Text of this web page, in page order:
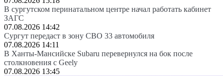
В сургутском перинатальном центре начал работать кабинет
ЗАГС
07.08.2026 14:42
Сургут передаст в зону СВО 33 автомобиля
07.08.2026 14:11
В Ханты-Мансийске Subaru перевернулся на бок после
столкновения с Geely
07.08.2026 13:45